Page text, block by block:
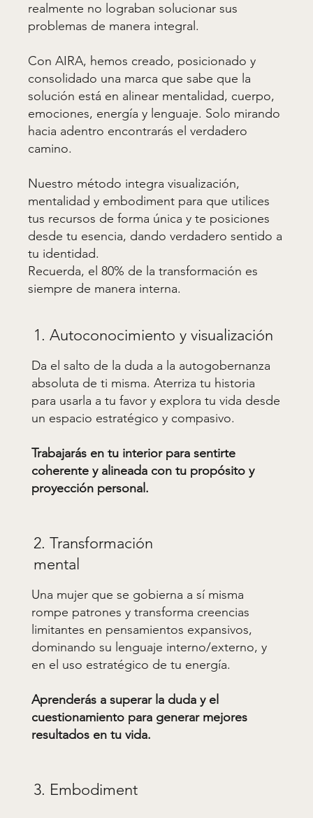
realmente no lograban solucionar sus
problemas de manera integral.
Con AIRA, hemos creado, posicionado y
consolidado una marca que sabe que la
solución está en alinear mentalidad, cuerpo,
emociones, energía y lenguaje. Solo mirando
hacia adentro encontrarás el verdadero
camino.
Nuestro método integra visualización,
mentalidad y embodiment para que utilices
tus recursos de forma única y te posiciones
desde tu esencia, dando verdadero sentido a
tu identidad.
Recuerda, el 80% de la transformación es
siempre de manera interna.
1. Autoconocimiento y visualización
Da el salto de la duda a la autogobernanza
absoluta de ti misma. Aterriza tu historia
para usarla a tu favor y explora tu vida desde
un espacio estratégico y compasivo.
Trabajarás en tu interior para sentirte
coherente y alineada con tu propósito y
proyección personal.
2. Transformación
mental
Una mujer que se gobierna a sí misma
rompe patrones y transforma creencias
limitantes en pensamientos expansivos,
dominando su lenguaje interno/externo, y
en el uso estratégico de tu energía.
Aprenderás a superar la duda y el
cuestionamiento para generar mejores
resultados en tu vida.
3. Embodiment